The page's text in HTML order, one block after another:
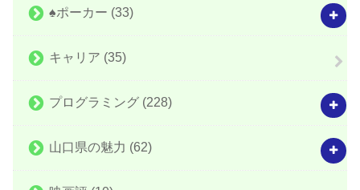
♠️ポーカー (33)
キャリア (35)
プログラミング (228)
山口県の魅力 (62)